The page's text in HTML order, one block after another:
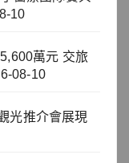
10
萬元 交旅
08-10
光推介會展現